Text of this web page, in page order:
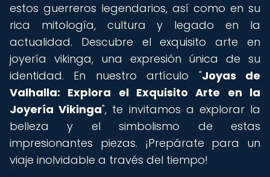
estos guerreros legendarios, así como en su
rica mitología, cultura y legado en la
actualidad. Descubre el exquisito arte en
joyería vikinga, una expresión única de su
identidad. En nuestro artículo "Joyas de
Valhalla: Explora el Exquisito Arte en la
Joyería Vikinga", te invitamos a explorar la
belleza y el simbolismo de estas
impresionantes piezas. ¡Prepárate para un
viaje inolvidable a través del tiempo!